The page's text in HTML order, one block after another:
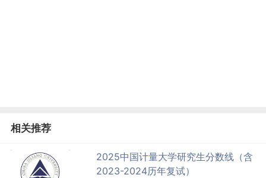
相关推荐
2025中国计量大学研究生分数线（含
2023-2024历年复试）